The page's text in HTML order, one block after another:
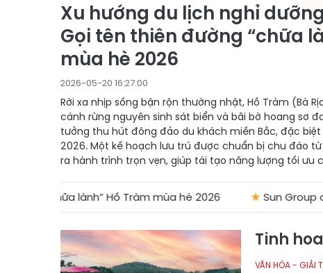
Xu hướng du lịch nghỉ
Gọi tên thiên đường “chữa
mùa hè 2026
2026-05-20 16:27:00
Rời xa nhịp sống bận rộn thường nhật, Hồ Tràm (Bà
cánh rừng nguyên sinh sát biển và bãi bờ hoang sơ
tưởng thu hút đông đảo du khách miền Bắc, đặc
2026. Một kế hoạch lưu trú được chuẩn bị chu đáo
ra hành trình trọn vẹn, giúp tái tạo năng lượng tối ưu
lành” Hồ Tràm mùa hè 2026 ★ Sun Group cảnh
Tinh
VĂN HÓA - GIẢI